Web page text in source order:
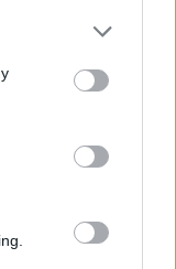
or more Google
You may click to
party tags to
in below Google
ajánlott,
is: idén
és pezsgő
felhozatal